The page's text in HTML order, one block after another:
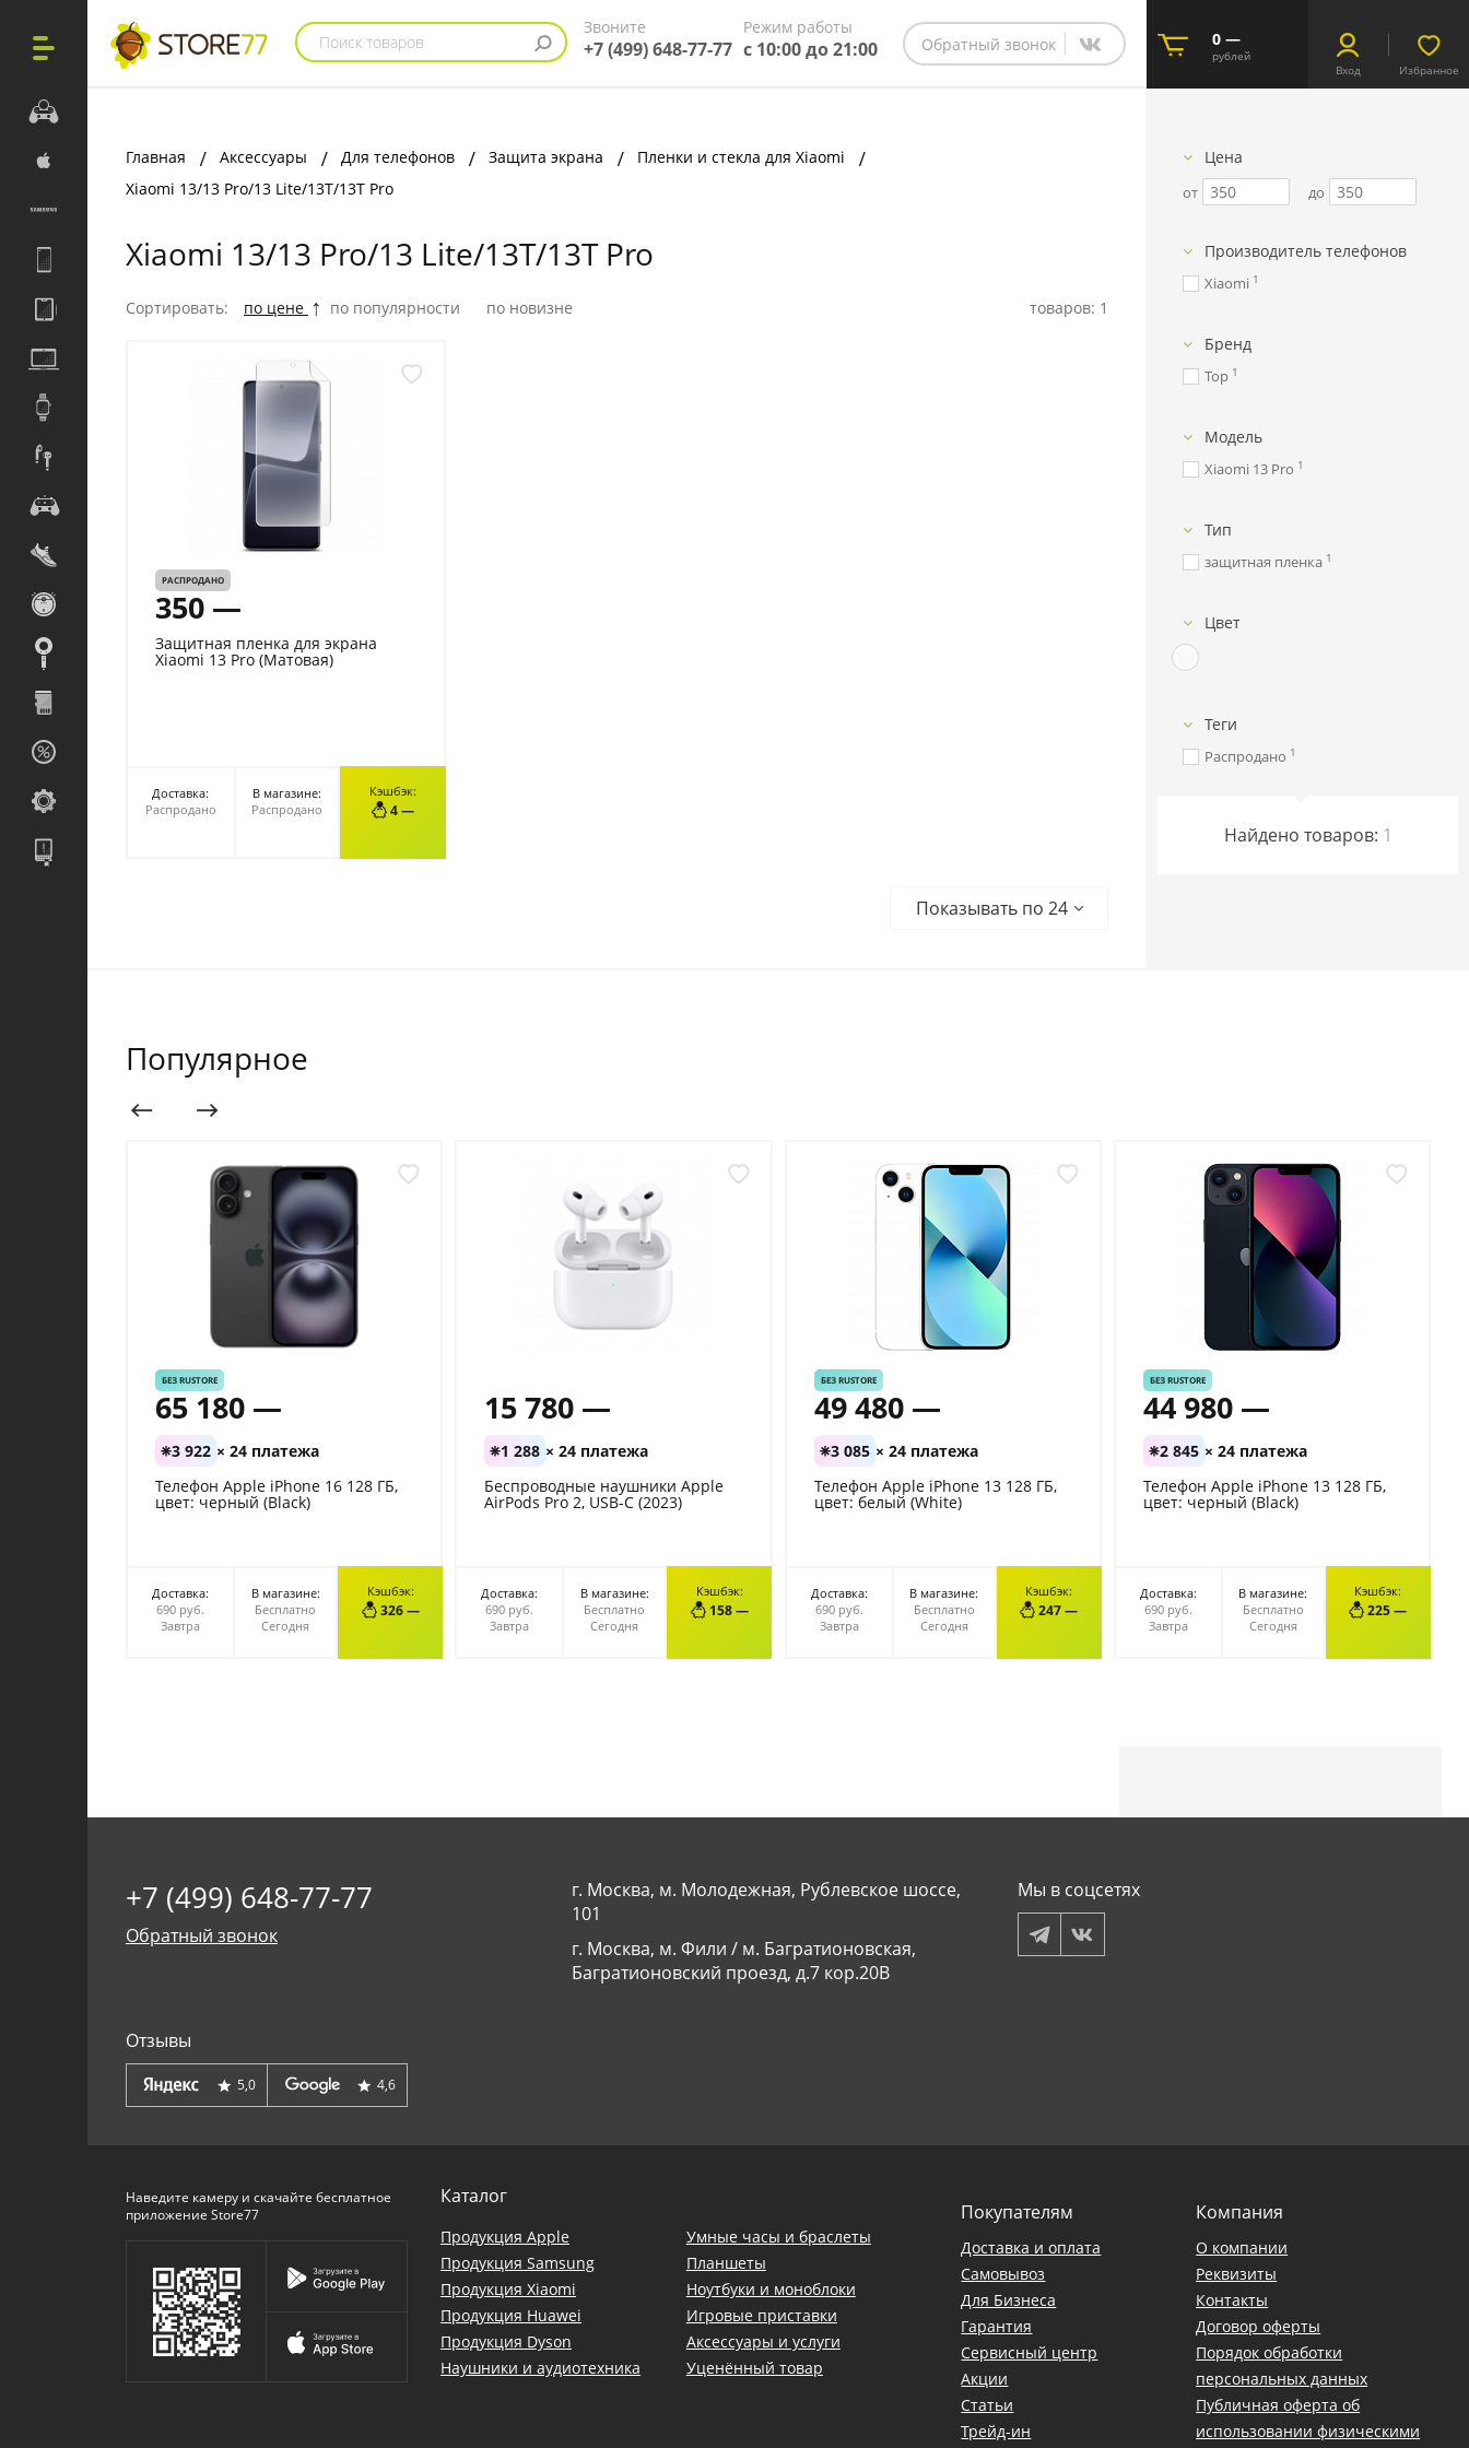
Поиск товаров
Звоните
+7 (499) 648-77-77
Режим работы
с 10:00 до 21:00 Обратный звонок 0 —
рублей
Вход
Избранное
Главная Аксессуары Для телефонов Защита экрана
Пленки и стекла для Xiaomi
Xiaomi 13/13 Pro/13 Lite/13Т/13Т Pro
Xiaomi 13/13 Pro/13 Lite/13Т/13Т Pro
Сортировать: по цене по популярности по новизне товаров: 1
РАСПРОДАНО
350 —
Защитная пленка для экрана
Xiaomi 13 Pro (Матовая)
Доставка:
Распродано
В магазине:
Распродано
Кэшбэк:
4 —
Показывать по 24
Цена
от до
Производитель телефонов
Xiaomi 1
Бренд
Тор 1
Модель
Xiaomi 13 Pro 1
Тип
защитная пленка 1
Цвет
Теги
Распродано 1
Найдено товаров: 1
Популярное
БЕЗ RUSTORE
65 180 —
3 922 × 24 платежа
Телефон Apple iPhone 16 128 ГБ,
цвет: черный (Black)
Доставка:
690 руб.
Завтра
В магазине:
Бесплатно
Сегодня
Кэшбэк:
326 —
В КОРЗИНУ
15 780 —
1 288 × 24 платежа
Беспроводные наушники Apple
AirPods Pro 2, USB-C (2023)
Доставка:
690 руб.
Завтра
В магазине:
Бесплатно
Сегодня
Кэшбэк:
158 —
В КОРЗИНУ
БЕЗ RUSTORE
49 480 —
3 085 × 24 платежа
Телефон Apple iPhone 13 128 ГБ,
цвет: белый (White)
Доставка:
690 руб.
Завтра
В магазине:
Бесплатно
Сегодня
Кэшбэк:
247 —
В КОРЗИНУ
БЕЗ RUSTORE
44 980 —
2 845 × 24 платежа
Телефон Apple iPhone 13 128 ГБ,
цвет: черный (Black)
Доставка:
690 руб.
Завтра
В магазине:
Бесплатно
Сегодня
Кэшбэк:
225 —
В КОРЗИНУ
+7 (499) 648-77-77
Обратный звонок
г. Москва, м. Молодежная, Рублевское шоссе,
101
г. Москва, м. Фили / м. Багратионовская,
Багратионовский проезд, д.7 кор.20В
Мы в соцсетях
Отзывы
5,0 4,6
Наведите камеру и скачайте бесплатное
приложение Store77
Каталог
Продукция Apple
Продукция Samsung
Продукция Xiaomi
Продукция Huawei
Продукция Dyson
Наушники и аудиотехника
Умные часы и браслеты
Планшеты
Ноутбуки и моноблоки
Игровые приставки
Аксессуары и услуги
Уценённый товар
Покупателям
Доставка и оплата
Самовывоз
Для Бизнеса
Гарантия
Сервисный центр
Акции
Статьи
Трейд-ин
Компания
О компании
Реквизиты
Контакты
Договор оферты
Порядок обработки
персональных данных
Публичная оферта об
использовании физическими